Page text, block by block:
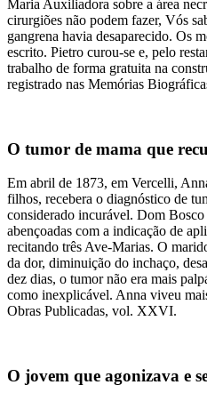
Maria Auxiliadora sobre a área
cirurgiões não podem fazer, Vós
gangrena havia desaparecido. Os
escrito. Pietro curou-se e, pelo
trabalho de forma gratuita na
registrado nas Memórias
O tumor de mama que
Em abril de 1873, em Vercelli,
filhos, recebera o diagnóstico de
considerado incurável. Dom
abençoadas com a indicação de
recitando três Ave-Marias. O
da dor, diminuição do inchaço,
dez dias, o tumor não era mais
como inexplicável. Anna viveu
Obras Publicadas, vol. XXVI.
O jovem que agonizava e